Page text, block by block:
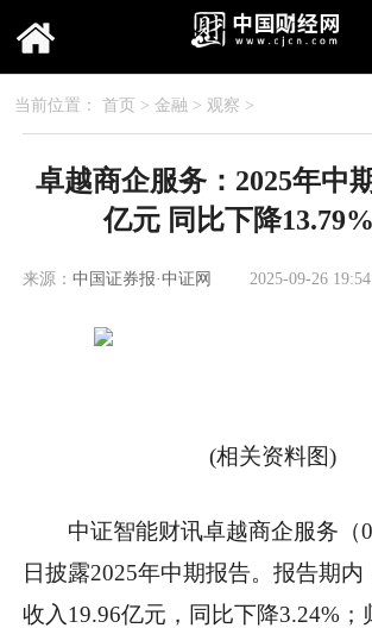
当前位置： 首页 > 金融 > 观察 >
卓越商企服务：2025年中
亿元 同比下降
来源： 中国证券报·中证网 2025-09-26
(相关资料图)
中证智能财讯卓越商企服务（
日披露2025年中期报告。报告期
收入19.96亿元，同比下降3.24%；